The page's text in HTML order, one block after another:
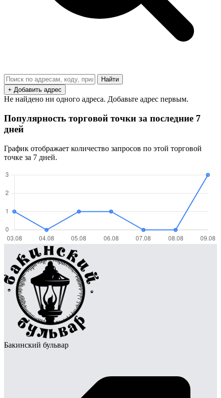
Найти
+ Добавить адрес
Не найдено ни одного адреса. Добавьте адрес первым.
Популярность торговой точки за последние 7
дней
График отображает количество запросов по этой торговой
точке за 7 дней.
Бакинский бульвар